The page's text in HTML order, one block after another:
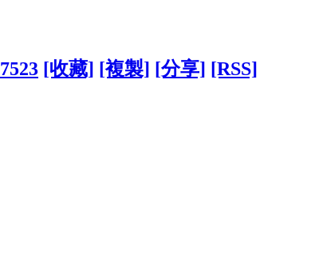
[收藏] [複製] [分享] [RSS]